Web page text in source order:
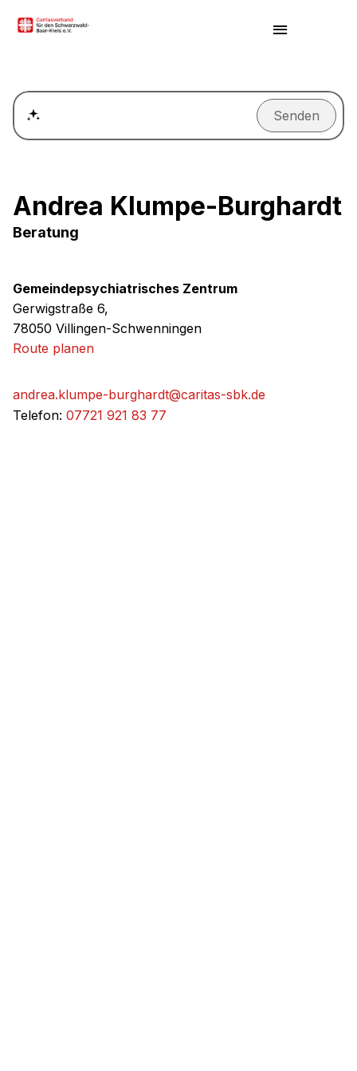
Wie kann ich einen Termin für ein Beratungsgespräch
Senden
Gemeindepsychiatrisches Zentrum
Gerwigstraße 6,
78050 Villingen-Schwenningen
Route planen
Andrea Klumpe-Burghardt
Beratung
andrea.klumpe-burghardt@caritas-sbk.de
Telefon: 07721 921 83 77